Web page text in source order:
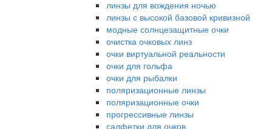
линзы для вождения ночью
линзы с высокой базовой кривизной
модные солнцезащитные очки
очистка очковых линз
очки виртуальной реальности
очки для гольфа
очки для рыбалки
поляризационные линзы
поляризационные очки
прогрессивные линзы
салфетки для очков